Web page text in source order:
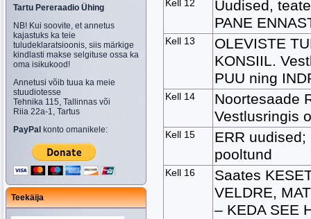
Tartu Pereraadio Ühing
NB! Kui soovite, et annetus
kajastuks ka teie
tuludeklaratsioonis, siis märkige
kindlasti makse selgituse ossa ka
oma isikukood!
Annetusi võib tuua ka meie
stuudiotesse
Tehnika 115, Tallinnas või
Riia 22a-1, Tartus
PayPal konto omanikele:
Teekäija
Kell 12
Uudised,
PANE
Kell 13
OLEVISTE
KONSIIL.
PUU ning
Kell 14
Noortesaade
Vestlusringis
Kell 15
ERR uudised;
pooltund
Kell 16
Saates
VELDRE,
– KEDA SEE